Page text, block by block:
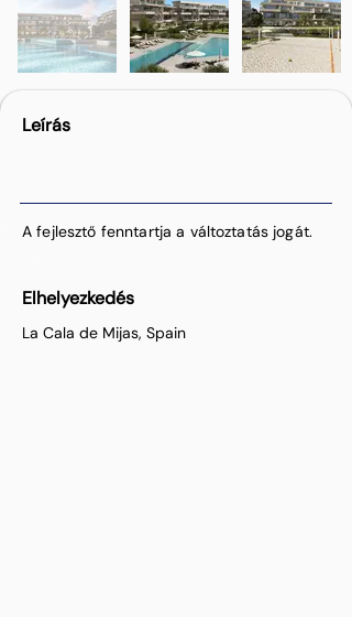
Leírás
A fejlesztő fenntartja a változtatás jogát.
Elhelyezkedés
La Cala de Mijas, Spain